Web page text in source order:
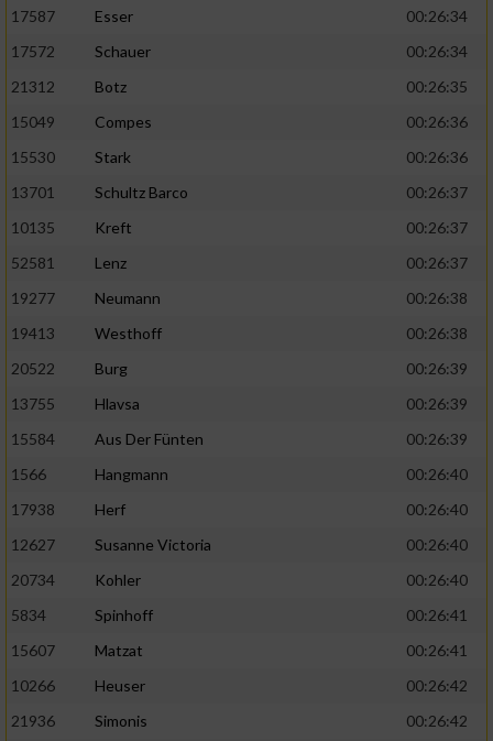
17587 Esser
00:26:34
17572
Schauer
00:26:34
21312
Botz
00:26:35
15049
Compes
00:26:36
15530
Stark
00:26:36
13701
Schultz Barco
00:26:37
10135
Kreft
00:26:37
52581
Lenz
00:26:37
19277
Neumann
00:26:38
19413
Westhoff
00:26:38
20522
Burg
00:26:39
13755
Hlavsa
00:26:39
15584
Aus Der Fünten
00:26:39
1566
Hangmann
00:26:40
17938
Herf
00:26:40
12627
Susanne Victoria
00:26:40
20734
Kohler
00:26:40
5834
Spinhoff
00:26:41
15607
Matzat
00:26:41
10266
Heuser
00:26:42
21936
Simonis
00:26:42